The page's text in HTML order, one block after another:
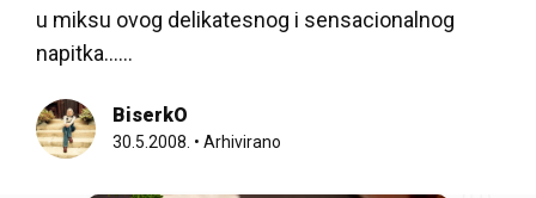
u miksu ovog delikatesnog i sensacionalnog
napitka…...
BiserkO
30.5.2008. • Arhivirano